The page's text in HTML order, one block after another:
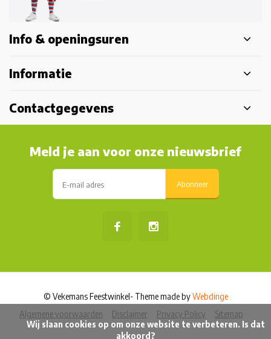
Info & openingsuren
Informatie
Contactgegevens
Meld je aan voor onze nieuwsbrief
Abonneer
Algemene voorwaarden Disclaimer Privacy Policy Sitemap
© Vekemans Feestwinkel- Theme made byWebdinge
akkoord?